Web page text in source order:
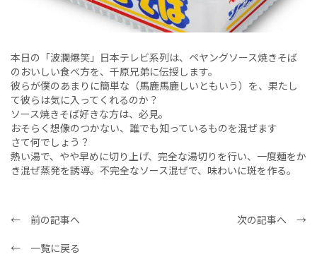
本日の「波瀾爆笑」日本テレビ系列は、ペヤングソース焼きそば
のおいしい食べ方を、千原兄弟に伝授します。
彼らが僕のあまりに簡単な（馬鹿馬鹿しいともいう）を、果たし
て彼らは気に入ってくれるのか？
ソース焼きそば好きな方は、必見。
おそらく想像のつかない、誰でも知っているものを混ぜます
さて何でしょう？
熱い湯で、やや早めに切り上げ、完全な湯切りを行い、一度麺をか
き混ぜ蒸発を誘導。不完全なソース混ぜで、味わいに斑を作る。
← 前の記事へ
次の記事へ →
← 一覧に戻る